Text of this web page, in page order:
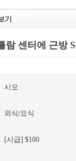
기
람 센터에 근방
시오
외식/요식
[시급] $100